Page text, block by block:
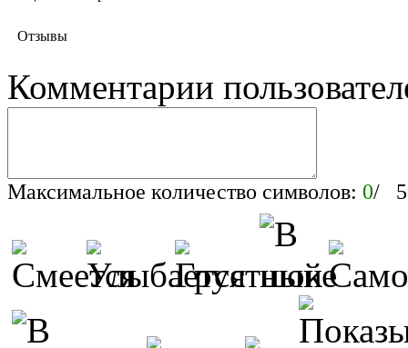
Отзывы
Комментарии
Максимальное количество символов: 0/